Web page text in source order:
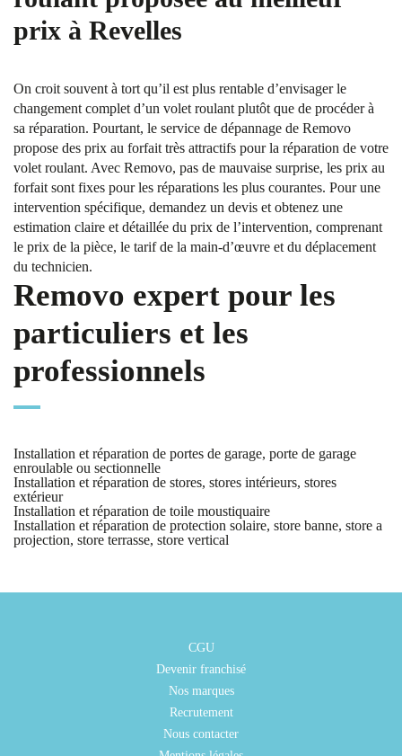
prix à Revelles
On croit souvent à tort qu’il est plus rentable d’envisager le
changement complet d’un volet roulant plutôt que de procéder à
sa réparation. Pourtant, le service de dépannage de Removo
propose des prix au forfait très attractifs pour la réparation de votre
volet roulant. Avec Removo, pas de mauvaise surprise, les prix au
forfait sont fixes pour les réparations les plus courantes. Pour une
intervention spécifique, demandez un devis et obtenez une
estimation claire et détaillée du prix de l’intervention, comprenant
le prix de la pièce, le tarif de la main-d’œuvre et du déplacement
du technicien.
Removo expert pour les
particuliers et les
professionnels
Installation et réparation de portes de garage, porte de garage
enroulable ou sectionnelle
Installation et réparation de stores, stores intérieurs, stores
extérieur
Installation et réparation de toile moustiquaire
Installation et réparation de protection solaire, store banne, store a
projection, store terrasse, store vertical
CGU
Devenir franchisé
Nos marques
Recrutement
Nous contacter